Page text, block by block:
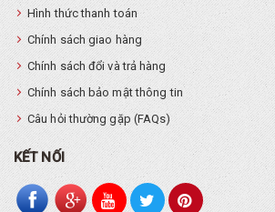
Hình thức thanh toán
Chính sách giao hàng
Chính sách đổi và trả hàng
Chính sách bảo mật thông tin
Câu hỏi thường gặp (FAQs)
KẾT NỐI